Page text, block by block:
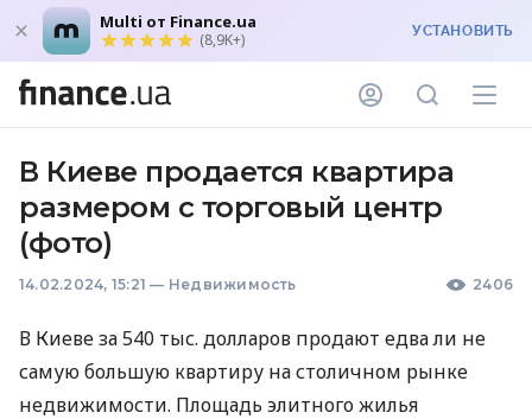
Multi от Finance.ua
(8,9K+) УСТАНОВИТЬ
В Киеве продается квартира
размером с торговый центр
(фото)
14.02.2024, 15:21 — Недвижимость 2406
В Киеве за 540 тыс. долларов продают едва ли не
самую большую квартиру на столичном рынке
недвижимости. Площадь элитного жилья